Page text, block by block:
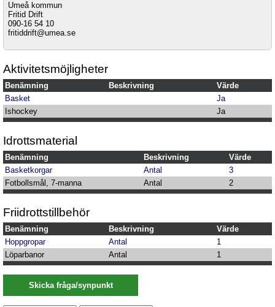
Umeå kommun
Fritid Drift
090-16 54 10
fritiddrift@umea.se
Aktivitetsmöjligheter
Benämning Beskrivning
Värde
Basket
Ja
Ishockey
Ja
Idrottsmaterial
Benämning Beskrivning
Värde
Basketkorgar
Antal
3
Fotbollsmål, 7-manna
Antal 2
Friidrottstillbehör
Benämning Beskrivning
Värde
Hoppgropar
Antal
1
Löparbanor
Antal 1
Skicka fråga/synpunkt